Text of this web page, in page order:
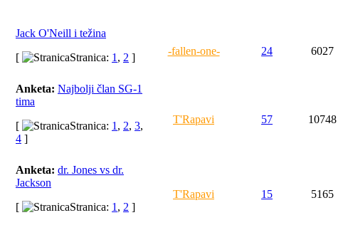
Jack O'Neill i težina
[
Stranica: 1 , 2 ]
-fallen-one- 24 6027
Anketa: Najbolji član SG-1
tima
[
Stranica: 1 , 2, 3,
4 ]
T'Rapavi 57 10748
Anketa: dr. Jones vs dr.
Jackson
[
Stranica: 1 , 2 ]
T'Rapavi 15 5165